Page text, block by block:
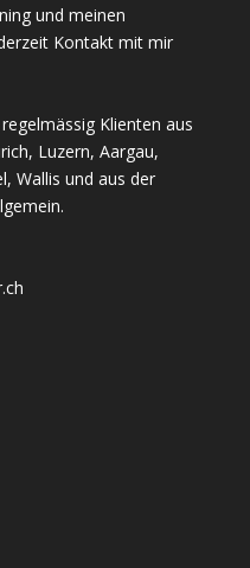
und meinen
Kontakt mit mir
Klienten aus
Luzern, Aargau,
Wallis und aus der